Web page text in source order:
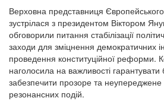
Верховна представниця
зустрілася з президентом Віктором
обговорили питання стабілізації
заходи для зміцнення демократичних
проведення конституційної реформи.
наголосила на важливості гарантувати
забезпечити прозоре та неупереджене
резонансних подій.